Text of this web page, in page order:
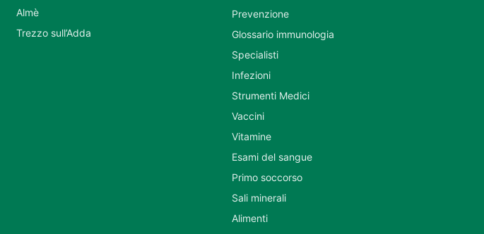
Almè
Trezzo sull’Adda
Prevenzione
Glossario immunologia
Specialisti
Infezioni
Strumenti Medici
Vaccini
Vitamine
Esami del sangue
Primo soccorso
Sali minerali
Alimenti